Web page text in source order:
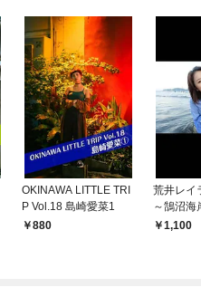
OKINAWA LITTLE TRI
P Vol.18 島崎愛菜1
880
荒井レイ
～鵠沼海
1,100